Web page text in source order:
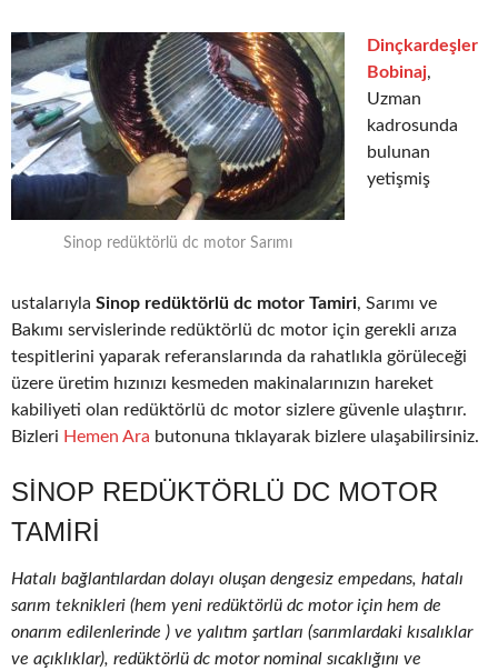
Sinop redüktörlü dc motor Sarımı
Dinçkardeşler
Bobinaj,
Uzman
kadrosunda
bulunan
yetişmiş
ustalarıyla Sinop redüktörlü dc motor Tamiri, Sarımı ve
Bakımı servislerinde redüktörlü dc motor için gerekli arıza
tespitlerini yaparak referanslarında da rahatlıkla görüleceği
üzere üretim hızınızı kesmeden makinalarınızın hareket
kabiliyeti olan redüktörlü dc motor sizlere güvenle ulaştırır.
Bizleri Hemen Ara butonuna tıklayarak bizlere ulaşabilirsiniz.
SINOP REDÜKTÖRLÜ DC MOTOR
TAMIRI
Hatalı bağlantılardan dolayı oluşan dengesiz empedans, hatalı
sarım teknikleri (hem yeni redüktörlü dc motor için hem de
onarım edilenlerinde ) ve yalıtım şartları (sarımlardaki kısalıklar
ve açıklıklar), redüktörlü dc motor nominal sıcaklığını ve